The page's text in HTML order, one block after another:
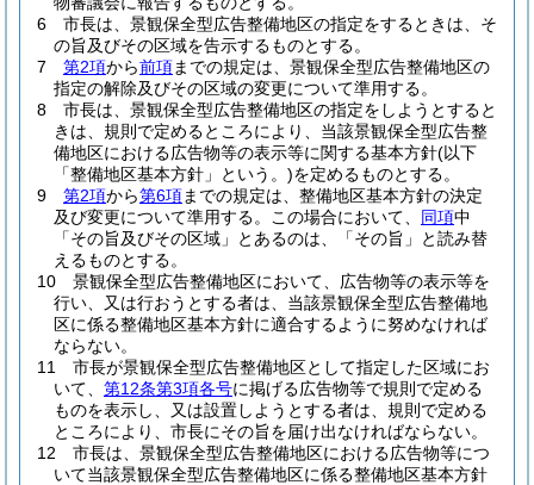
6
市長は、景観保全型広告整備地区の指定をするときは、そ
の旨及びその区域を告示するものとする。
7
第2項から前項までの規定は、景観保全型広告整備地区の
指定の解除及びその区域の変更について準用する。
8
市長は、景観保全型広告整備地区の指定をしようとすると
きは、規則で定めるところにより、当該景観保全型広告整
備地区における広告物等の表示等に関する基本方針(以下
「整備地区基本方針」という。)を定めるものとする。
9
第2項から第6項までの規定は、整備地区基本方針の決定
及び変更について準用する。
この場合において、 同項中
「その旨及びその区域」とあるのは、「その旨」と読み替
えるものとする。
10
景観保全型広告整備地区において、広告物等の表示等を
行い、又は行おうとする者は、当該景観保全型広告整備地
区に係る整備地区基本方針に適合するように努めなければ
ならない。
11
市長が景観保全型広告整備地区として指定した区域にお
いて、 第12条第3項各号に掲げる広告物等で規則で定める
ものを表示し、又は設置しようとする者は、規則で定める
ところにより、市長にその旨を届け出なければならない。
12
市長は、景観保全型広告整備地区における広告物等につ
いて当該景観保全型広告整備地区に係る整備地区基本方針